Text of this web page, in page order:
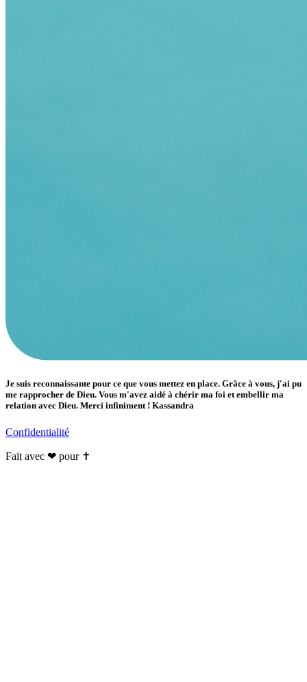
Je suis reconnaissante pour ce que vous mettez en place. Grâce à vous, j'ai pu
me rapprocher de Dieu. Vous m'avez aidé à chérir ma foi et embellir ma
relation avec Dieu. Merci infiniment ! Kassandra
Confidentialité
Fait avec ❤ pour ✝️️